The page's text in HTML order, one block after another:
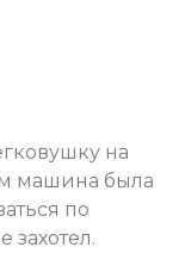
на
машина была
по
захотел.